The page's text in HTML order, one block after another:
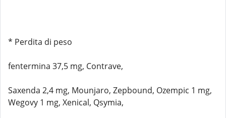
* Perdita di peso
fentermina 37,5 mg, Contrave,
Saxenda 2,4 mg, Mounjaro, Zepbound, Ozempic 1 mg,
Wegovy 1 mg, Xenical, Qsymia,